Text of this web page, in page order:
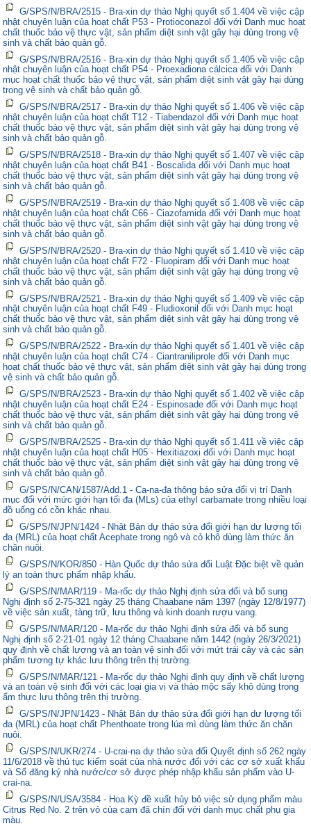
G/SPS/N/BRA/2515 - Bra-xin dự thảo Nghị quyết số 1.404 về việc cập
nhật chuyên luận của hoạt chất P53 - Protioconazol đối với Danh mục hoạt
chất thuốc bảo vệ thực vật, sản phẩm diệt sinh vật gây hại dùng trong vệ
sinh và chất bảo quản gỗ.
G/SPS/N/BRA/2516 - Bra-xin dự thảo Nghị quyết số 1.405 về việc cập
nhật chuyên luận của hoạt chất P54 - Proexadiona cálcica đối với Danh
mục hoạt chất thuốc bảo vệ thực vật, sản phẩm diệt sinh vật gây hại dùng
trong vệ sinh và chất bảo quản gỗ.
G/SPS/N/BRA/2517 - Bra-xin dự thảo Nghị quyết số 1.406 về việc cập
nhật chuyên luận của hoạt chất T12 - Tiabendazol đối với Danh mục hoạt
chất thuốc bảo vệ thực vật, sản phẩm diệt sinh vật gây hại dùng trong vệ
sinh và chất bảo quản gỗ.
G/SPS/N/BRA/2518 - Bra-xin dự thảo Nghị quyết số 1.407 về việc cập
nhật chuyên luận của hoạt chất B41 - Boscalida đối với Danh mục hoạt
chất thuốc bảo vệ thực vật, sản phẩm diệt sinh vật gây hại dùng trong vệ
sinh và chất bảo quản gỗ.
G/SPS/N/BRA/2519 - Bra-xin dự thảo Nghị quyết số 1.408 về việc cập
nhật chuyên luận của hoạt chất C66 - Ciazofamida đối với Danh mục hoạt
chất thuốc bảo vệ thực vật, sản phẩm diệt sinh vật gây hại dùng trong vệ
sinh và chất bảo quản gỗ.
G/SPS/N/BRA/2520 - Bra-xin dự thảo Nghị quyết số 1.410 về việc cập
nhật chuyên luận của hoạt chất F72 - Fluopiram đối với Danh mục hoạt
chất thuốc bảo vệ thực vật, sản phẩm diệt sinh vật gây hại dùng trong vệ
sinh và chất bảo quản gỗ.
G/SPS/N/BRA/2521 - Bra-xin dự thảo Nghị quyết số 1.409 về việc cập
nhật chuyên luận của hoạt chất F49 - Fludioxonil đối với Danh mục hoạt
chất thuốc bảo vệ thực vật, sản phẩm diệt sinh vật gây hại dùng trong vệ
sinh và chất bảo quản gỗ.
G/SPS/N/BRA/2522 - Bra-xin dự thảo Nghị quyết số 1.401 về việc cập
nhật chuyên luận của hoạt chất C74 - Ciantraniliprole đối với Danh mục
hoạt chất thuốc bảo vệ thực vật, sản phẩm diệt sinh vật gây hại dùng trong
vệ sinh và chất bảo quản gỗ.
G/SPS/N/BRA/2523 - Bra-xin dự thảo Nghị quyết số 1.402 về việc cập
nhật chuyên luận của hoạt chất E24 - Espinosade đối với Danh mục hoạt
chất thuốc bảo vệ thực vật, sản phẩm diệt sinh vật gây hại dùng trong vệ
sinh và chất bảo quản gỗ.
G/SPS/N/BRA/2525 - Bra-xin dự thảo Nghị quyết số 1.411 về việc cập
nhật chuyên luận của hoạt chất H05 - Hexitiazoxi đối với Danh mục hoạt
chất thuốc bảo vệ thực vật, sản phẩm diệt sinh vật gây hại dùng trong vệ
sinh và chất bảo quản gỗ.
G/SPS/N/CAN/1587/Add.1 - Ca-na-đa thông báo sửa đổi vị trí Danh
mục đối với mức giới hạn tối đa (MLs) của ethyl carbamate trong nhiều loại
đồ uống có cồn khác nhau.
G/SPS/N/JPN/1424 - Nhật Bản dự thảo sửa đổi giới hạn dư lượng tối
đa (MRL) của hoạt chất Acephate trong ngô và cỏ khô dùng làm thức ăn
chăn nuôi.
G/SPS/N/KOR/850 - Hàn Quốc dự thảo sửa đổi Luật Đặc biệt về quản
lý an toàn thực phẩm nhập khẩu.
G/SPS/N/MAR/119 - Ma-rốc dự thảo Nghị định sửa đổi và bổ sung
Nghị định số 2-75-321 ngày 25 tháng Chaabane năm 1397 (ngày 12/8/1977)
về việc sản xuất, tàng trữ, lưu thông và kinh doanh rượu vang.
G/SPS/N/MAR/120 - Ma-rốc dự thảo Nghị định sửa đổi và bổ sung
Nghị định số 2-21-01 ngày 12 tháng Chaabane năm 1442 (ngày 26/3/2021)
quy định về chất lượng và an toàn vệ sinh đối với mứt trái cây và các sản
phẩm tương tự khác lưu thông trên thị trường.
G/SPS/N/MAR/121 - Ma-rốc dự thảo Nghị định quy định về chất lượng
và an toàn vệ sinh đối với các loại gia vị và thảo mộc sấy khô dùng trong
ẩm thực lưu thông trên thị trường.
G/SPS/N/JPN/1423 - Nhật Bản dự thảo sửa đổi giới hạn dư lượng tối
đa (MRL) của hoạt chất Phenthoate trong lúa mì dùng làm thức ăn chăn
nuôi.
G/SPS/N/UKR/274 - U-crai-na dự thảo sửa đổi Quyết định số 262 ngày
11/6/2018 về thủ tục kiểm soát của nhà nước đối với các cơ sở xuất khẩu
và Sổ đăng ký nhà nước/cơ sở được phép nhập khẩu sản phẩm vào U-
crai-na.
G/SPS/N/USA/3584 - Hoa Kỳ đề xuất hủy bỏ việc sử dụng phẩm màu
Citrus Red No. 2 trên vỏ của cam đã chín đối với danh mục chất phụ gia
màu.